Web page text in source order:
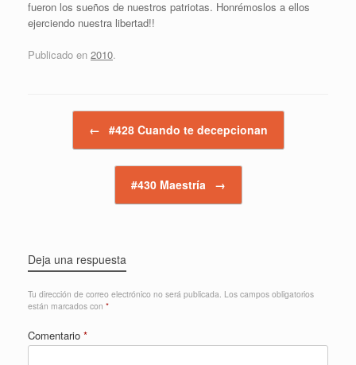
fueron los sueños de nuestros patriotas. Honrémoslos a ellos
ejerciendo nuestra libertad!!
Publicado en 2010.
← #428 Cuando te decepcionan
#430 Maestría →
Deja una respuesta
Tu dirección de correo electrónico no será publicada. Los campos obligatorios
están marcados con *
Comentario *